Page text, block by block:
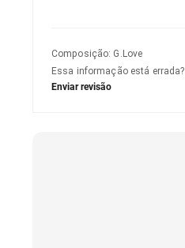
Composição: G.Love
Essa informação está errada?
Enviar revisão